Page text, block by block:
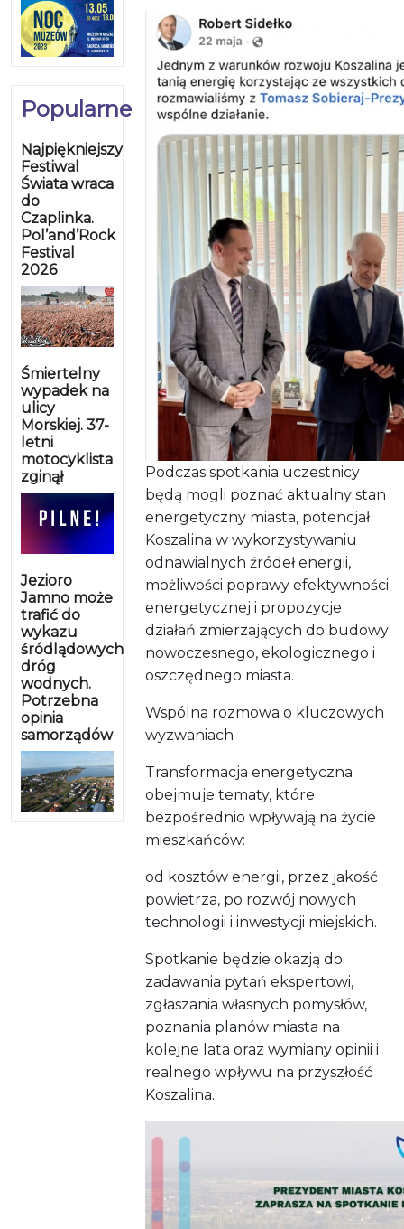
Popularne
Najpiękniejszy
Festiwal
Świata wraca
do
Czaplinka.
Pol’and’Rock
Festival
2026
Śmiertelny
wypadek na
ulicy
Morskiej. 37-
letni
motocyklista
zginął
Jezioro
Jamno może
trafić do
wykazu
śródlądowych
dróg
wodnych.
Potrzebna
opinia
samorządów
Podczas spotkania uczestnicy
będą mogli poznać aktualny stan
energetyczny miasta, potencjał
Koszalina w wykorzystywaniu
odnawialnych źródeł energii,
możliwości poprawy efektywności
energetycznej i propozycje
działań zmierzających do budowy
nowoczesnego, ekologicznego i
oszczędnego miasta.
Wspólna rozmowa o kluczowych
wyzwaniach
Transformacja energetyczna
obejmuje tematy, które
bezpośrednio wpływają na życie
mieszkańców:
od kosztów energii, przez jakość
powietrza, po rozwój nowych
technologii i inwestycji miejskich.
Spotkanie będzie okazją do
zadawania pytań ekspertowi,
zgłaszania własnych pomysłów,
poznania planów miasta na
kolejne lata oraz wymiany opinii i
realnego wpływu na przyszłość
Koszalina.